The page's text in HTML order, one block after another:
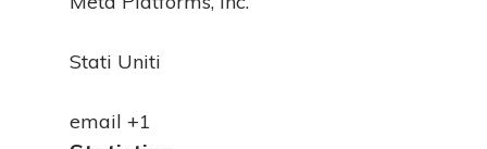
Luogo
trattamento:
Stati Uniti
Dati
email +1